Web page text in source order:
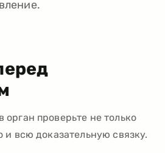
проверьте не только
и всю доказательную связку.